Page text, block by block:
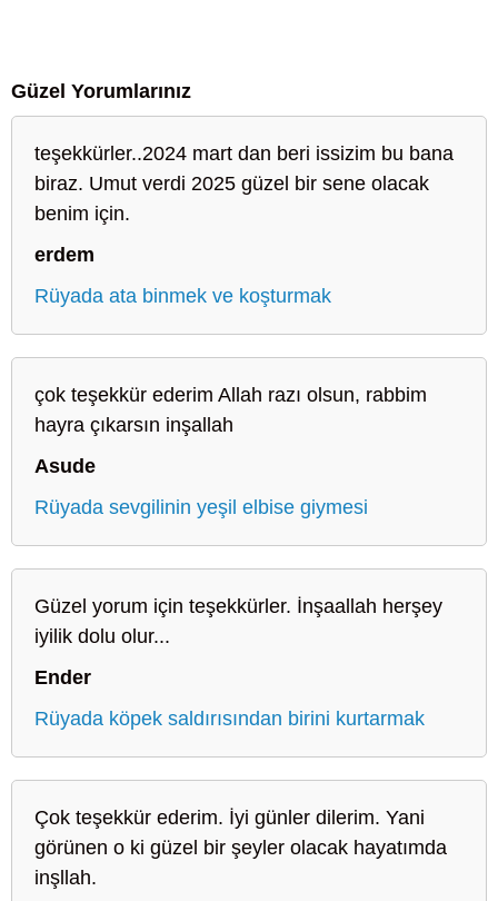
Güzel Yorumlarınız
teşekkürler..2024 mart dan beri issizim bu bana
biraz. Umut verdi 2025 güzel bir sene olacak
benim için.
erdem
Rüyada ata binmek ve koşturmak
çok teşekkür ederim Allah razı olsun, rabbim
hayra çıkarsın inşallah
Asude
Rüyada sevgilinin yeşil elbise giymesi
Güzel yorum için teşekkürler. İnşaallah herşey
iyilik dolu olur...
Ender
Rüyada köpek saldırısından birini kurtarmak
Çok teşekkür ederim. İyi günler dilerim. Yani
görünen o ki güzel bir şeyler olacak hayatımda
inşllah.